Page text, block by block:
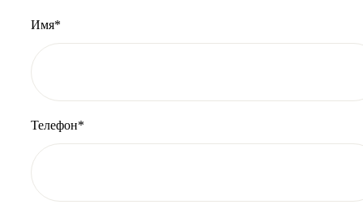
Имя*
Телефон*